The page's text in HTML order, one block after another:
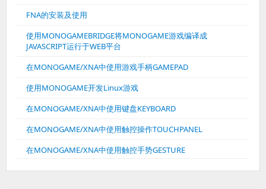
FNA的安装及使用
使用MONOGAMEBRIDGE将MONOGAME游戏编译成
JAVASCRIPT运行于WEB平台
在MONOGAME/XNA中使用游戏手柄GAMEPAD
使用MONOGAME开发Linux游戏
在MONOGAME/XNA中使用键盘KEYBOARD
在MONOGAME/XNA中使用触控操作TOUCHPANEL
在MONOGAME/XNA中使用触控手势GESTURE